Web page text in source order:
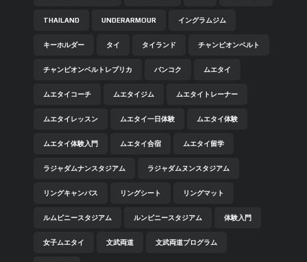
THAILAND UNDERARMOUR イングラムジム
キーホルダー タイ タイランド チャンピオンベルト
チャンピオンベルトレプリカ バンコク ムエタイ
ムエタイコーチ ムエタイジム ムエタイトレーナー
ムエタイレッスン ムエタイ一日体験 ムエタイ体験
ムエタイ体験入門 ムエタイ合宿 ムエタイ留学
ラジャダムナンスタジアム ラジャダムヌンスタジアム
リングキャンバス リングシート リングマット
ルムピニースタジアム ルンピニースタジアム 体験入門
女子ムエタイ 文武両道 文武両道プログラム